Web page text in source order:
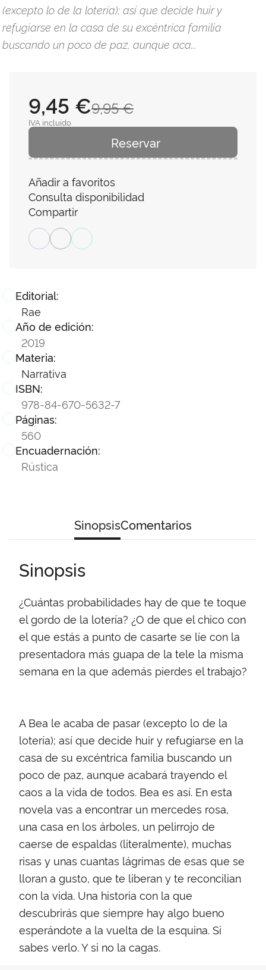
(excepto lo de la lotería); así que decide huir y
refugiarse en la casa de su excéntrica familia
buscando un poco de paz, aunque aca...
Editorial:
Rae
Año de edición:
2019
Materia:
Narrativa
ISBN:
978-84-670-5632-7
Páginas:
560
Encuadernación:
Rústica
9,95 €
9,45 €
IVA incluido
Reservar
Añadir a favoritos
Consulta disponibilidad
Compartir
SinopsisComentarios
Sinopsis
¿Cuántas probabilidades hay de que te toque
el gordo de la lotería? ¿O de que el chico con
el que estás a punto de casarte se líe con la
presentadora más guapa de la tele la misma
semana en la que además pierdes el trabajo?
A Bea le acaba de pasar (excepto lo de la
lotería); así que decide huir y refugiarse en la
casa de su excéntrica familia buscando un
poco de paz, aunque acabará trayendo el
caos a la vida de todos. Bea es así. En esta
novela vas a encontrar un mercedes rosa,
una casa en los árboles, un pelirrojo de
caerse de espaldas (literalmente), muchas
risas y unas cuantas lágrimas de esas que se
lloran a gusto, que te liberan y te reconcilian
con la vida. Una historia con la que
descubrirás que siempre hay algo bueno
esperándote a la vuelta de la esquina. Si
sabes verlo. Y si no la cagas.